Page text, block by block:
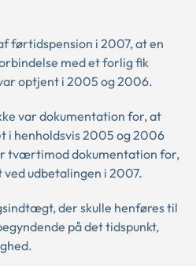
førtidspension i 2007, at en
med et forlig fik
optjent i 2005 og 2006.
var dokumentation for, at
i henholdsvis 2005 og 2006
tværtimod dokumentation for,
udbetalingen i 2007.
der skulle henføres til
på det tidspunkt,